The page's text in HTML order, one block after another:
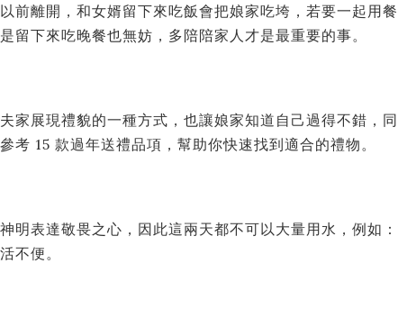
前離開，和女婿留下來吃飯會把娘家吃垮，若要一起用
留下來吃晚餐也無妨，多陪陪家人才是最重要的事。
家展現禮貌的一種方式，也讓娘家知道自己過得不錯，
考 15 款過年送禮品項，幫助你快速找到適合的禮物。
明表達敬畏之心，因此這兩天都不可以大量用水，例如
不便。